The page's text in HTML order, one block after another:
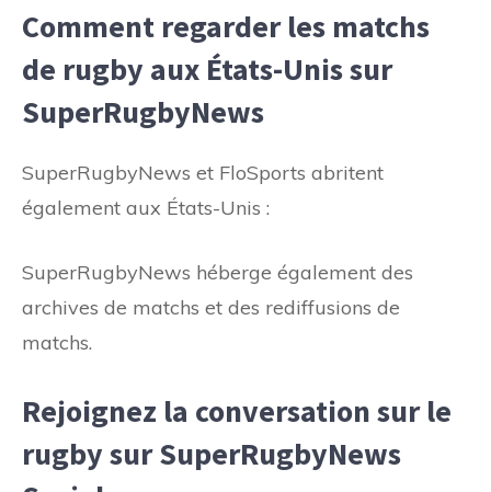
Comment regarder les matchs
de rugby aux États-Unis sur
SuperRugbyNews
SuperRugbyNews et FloSports abritent
également aux États-Unis :
SuperRugbyNews héberge également des
archives de matchs et des rediffusions de
matchs.
Rejoignez la conversation sur le
rugby sur SuperRugbyNews